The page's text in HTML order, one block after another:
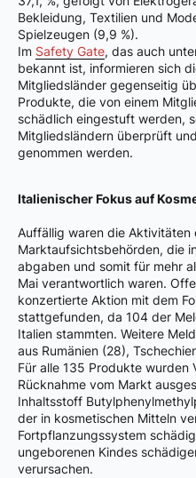
Bekleidung, Textilien und
Spielzeugen (9,9 %).
Im Safety Gate, das auch
bekannt ist, informieren sich
Mitgliedsländer gegenseitig
Produkte, die von einem
schädlich eingestuft werden,
Mitgliedsländern überprüft
genommen werden.
Italienischer Fokus auf
Auffällig waren die Aktivitäten
Marktaufsichtsbehörden, die
abgaben und somit für mehr
Mai verantwortlich waren.
konzertierte Aktion mit dem
stattgefunden, da 104 der
Italien stammten. Weitere
aus Rumänien (28),
Für alle 135 Produkte wurden
Rücknahme vom Markt
Inhaltsstoff
der in kosmetischen Mitteln
Fortpflanzungssystem
ungeborenen Kindes
verursachen.